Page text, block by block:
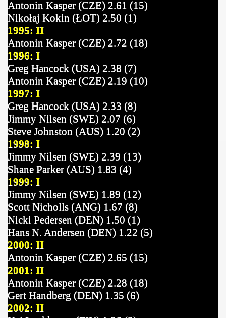
Antonin Kasper (CZE) 2.61 (15)
Nikołaj Kokin (ŁOT) 2.50 (1)
1995: II
Antonin Kasper (CZE) 2.72 (18)
1996: I
Greg Hancock (USA) 2.38 (7)
Antonin Kasper (CZE) 2.19 (10)
1997: I
Greg Hancock (USA) 2.33 (8)
Jimmy Nilsen (SWE) 2.07 (6)
Steve Johnston (AUS) 1.20 (2)
1998: I
Jimmy Nilsen (SWE) 2.39 (13)
Shane Parker (AUS) 1.83 (4)
1999: I
Jimmy Nilsen (SWE) 1.89 (12)
Scott Nicholls (ANG) 1.67 (8)
Nicki Pedersen (DEN) 1.50 (1)
Hans N. Andersen (DEN) 1.22 (5)
2000: II
Antonin Kasper (CZE) 2.65 (15)
2001: II
Antonin Kasper (CZE) 2.28 (18)
Gert Handberg (DEN) 1.35 (6)
2002: II